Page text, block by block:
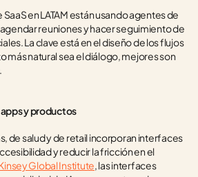
en LATAM están usando agentes de
reuniones y hacer seguimiento de
La clave está en el diseño de los flujos
más natural sea el diálogo, mejores son
y productos
de salud y de retail incorporan interfaces
y reducir la fricción en el
Global Institute, las interfaces